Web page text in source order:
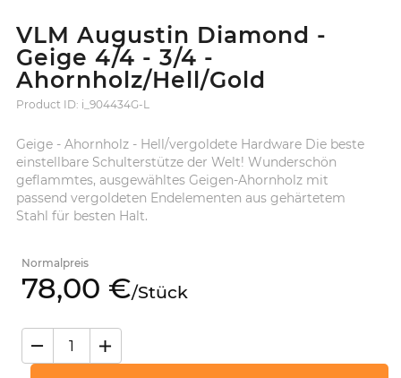
VLM Augustin Diamond -
Geige 4/4 - 3/4 -
Ahornholz/Hell/Gold
Product ID: i_904434G-L
Geige - Ahornholz - Hell/vergoldete Hardware Die beste
einstellbare Schulterstütze der Welt! Wunderschön
geflammtes, ausgewähltes Geigen-Ahornholz mit
passend vergoldeten Endelementen aus gehärtetem
Stahl für besten Halt.
Normalpreis
78,00 €/Stück